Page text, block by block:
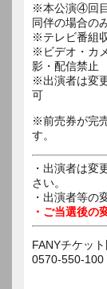
※本公演④回
同伴の場合の
※テレビ番組
※ビデオ・カ
影・配信禁止
※出演者は変
可
※前売券が完
す。
・出演者は変
さい。
・出演者等の
・ご当選後の
FANYチケッ
0570-550-100